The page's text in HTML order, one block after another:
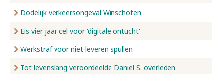
Dodelijk verkeersongeval Winschoten
Eis vier jaar cel voor 'digitale ontucht'
Werkstraf voor niet leveren spullen
Tot levenslang veroordeelde Daniel S. overleden